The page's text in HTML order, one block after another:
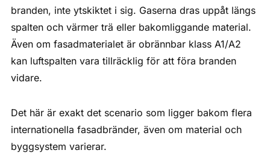
branden, inte ytskiktet i sig. Gaserna dras uppåt längs
spalten och värmer trä eller bakomliggande material.
Även om fasadmaterialet är obrännbar klass A1/A2
kan luftspalten vara tillräcklig för att föra branden
vidare.
Det här är exakt det scenario som ligger bakom flera
internationella fasadbränder, även om material och
byggsystem varierar.